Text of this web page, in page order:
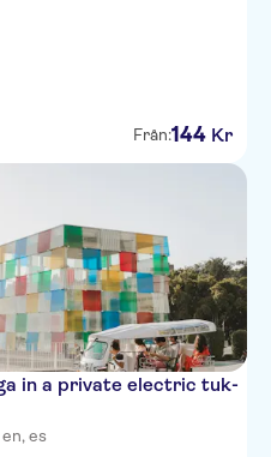
Från:144 Kr
in a private electric tuk-
es